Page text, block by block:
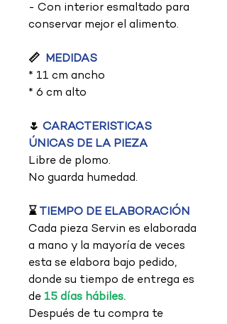
- Con interior esmaltado para
conservar mejor el alimento.
📏 MEDIDAS
* 11 cm ancho
* 6 cm alto
🌷 CARACTERISTICAS
ÚNICAS DE LA PIEZA
Libre de plomo.
No guarda humedad.
⌛ TIEMPO DE ELABORACIÓN
Cada pieza Servin es elaborada
a mano y la mayoría de veces
esta se elabora bajo pedido,
donde su tiempo de entrega es
de 15 días hábiles.
Después de tu compra te